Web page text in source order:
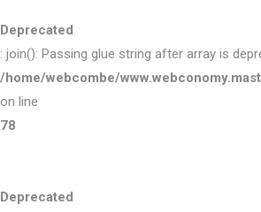
Deprecated
: join(): Passing glue string after array is
/home/webcombe/
on line
78
Deprecated